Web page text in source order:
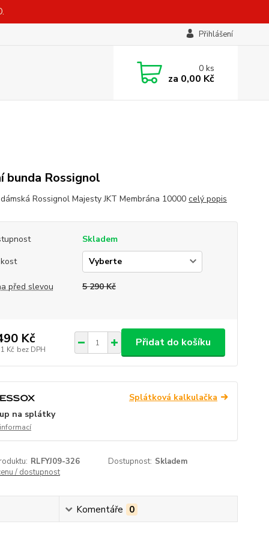
Přihlášení
0ks
za 0,00 Kč
bunda Rossignol
Rossignol Majesty JKT Membrána 10000 celý popis
Skladem
před slevou 5 290 Kč
Kč
Kč bez DPH
Přidat do košíku
Splátková kalkulačka
na splátky
RLFYJ09-326 Dostupnost: Skladem
/ dostupnost
Komentáře 0